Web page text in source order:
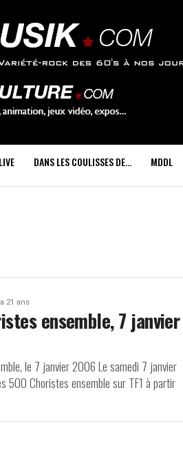
DANS LES COULISSES DE… MDDL
21 ans
ensemble, 7 janvier
le 7 janvier 2006 Le samedi 7 janvier
500 Choristes ensemble sur TF1 à partir